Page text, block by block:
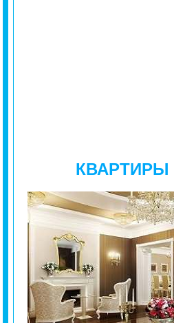
КВАРТИРЫ